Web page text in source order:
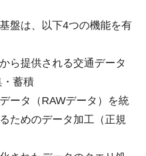
盤は、以下4つの機能を有
ら提供される交通データ
・蓄積
ータ（RAWデータ）を統
ためのデータ加工（正規